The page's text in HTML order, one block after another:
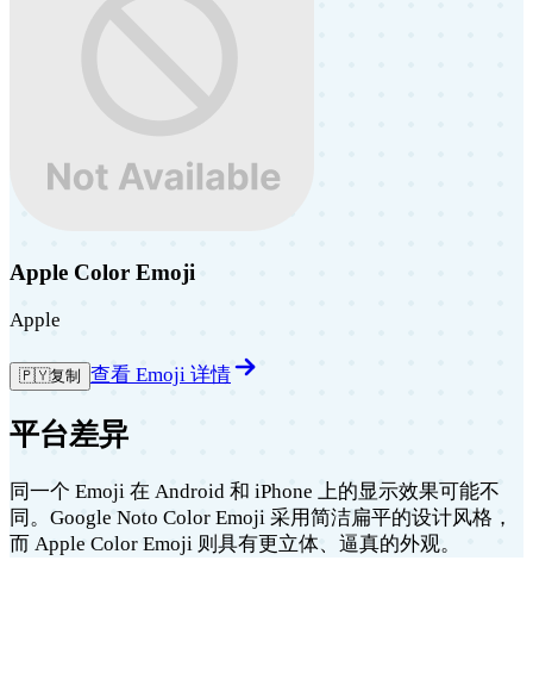
Apple Color Emoji
Apple
🇵🇾复制 查看 Emoji 详情
平台差异
同一个 Emoji 在 Android 和 iPhone 上的显示效果可能不
同。Google Noto Color Emoji 采用简洁扁平的设计风格，
而 Apple Color Emoji 则具有更立体、逼真的外观。